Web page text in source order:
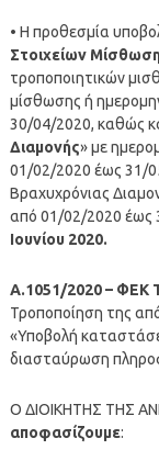
• Η προθεσμία
Στοιχείων
τροποποιητικών
μίσθωσης ή
30/04/2020, καθώς
Διαμονής» με
01/02/2020 έως 31/
Βραχυχρόνιας
από 01/02/2020 έως
Ιουνίου 2020.
Α.1051/2020 – ΦΕΚ
Τροποποίηση της
«Υποβολή
διασταύρωση
Ο ΔΙΟΙΚΗΤΗΣ ΤΗΣ
αποφασίζουμε: